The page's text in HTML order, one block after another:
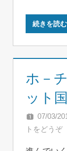
続きを読む
ホ－
ット
07/03/
トをどうぞ